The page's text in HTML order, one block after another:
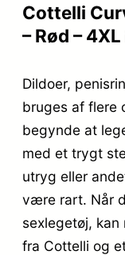
Cottelli
– Rød –
Dildoer,
bruges af flere
begynde at
med et trygt
utryg eller
være rart. Når
sexlegetøj,
fra Cottelli og